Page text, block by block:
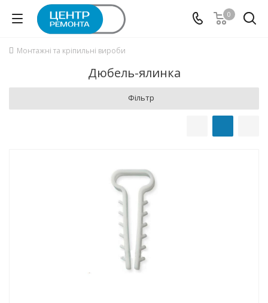
0
Монтажні та кріпильні вироби
Дюбель-ялинка
Фільтр